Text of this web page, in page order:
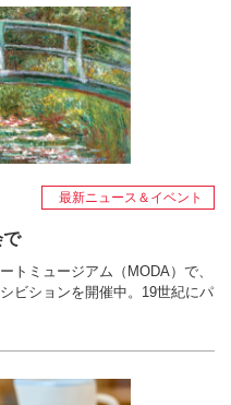
最新ニュース＆イベント
で
ミュージアム（MODA）で、
ビションを開催中。19世紀にパ